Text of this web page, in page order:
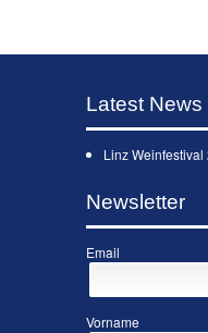
Latest News
Linz
Newsletter
Email
Vorname